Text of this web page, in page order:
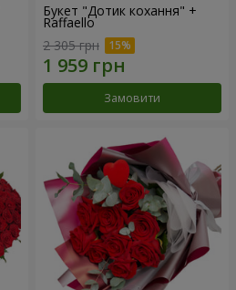
Букет "Дотик кохання" +
Raffaello
2 305 грн
Замовити